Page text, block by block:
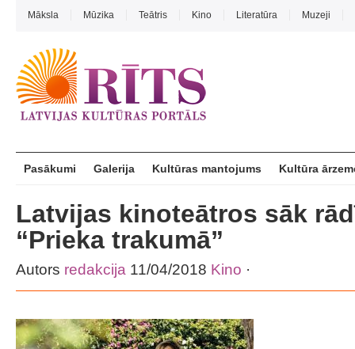
Māksla Mūzika Teātris Kino Literatūra Muzeji
Pasākumi Galerija Kultūras mantojums Kultūra
Latvijas kinoteātros sāk
“Prieka trakumā”
Autors redakcija 11/04/2018 Kino ·